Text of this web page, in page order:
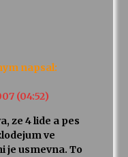
napsal:
(04:52)
ze 4 lide a pes
ve
je usmevna. To